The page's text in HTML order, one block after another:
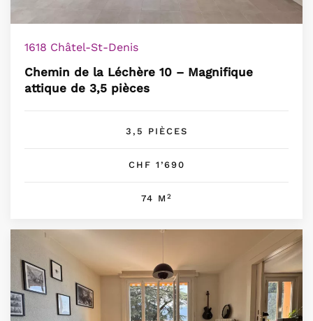
1618 Châtel-St-Denis
Chemin de la Léchère 10 – Magnifique
attique de 3,5 pièces
3,5 PIÈCES
CHF 1’690
74 M 2